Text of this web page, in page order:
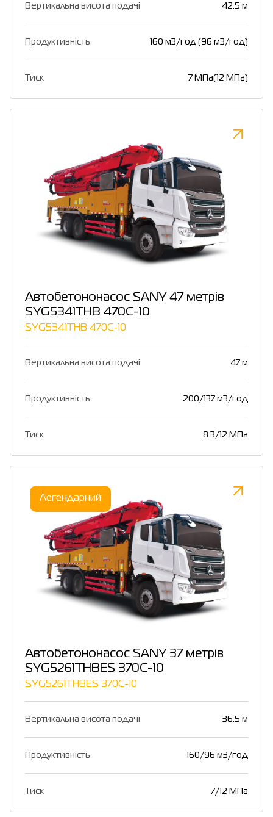
Вертикальна висота подачі 42.5 м
Продуктивність 160 м3/год (96 м3/год)
Тиск 7 МПа(12 МПа)
Автобетононасос SANY 47 метрів
SYG5341THB 470C-10
SYG5341THB 470C-10
Вертикальна висота подачі 47 м
Продуктивність 200/137 м3/год
Тиск 8.3/12 МПа
Легендарний
Автобетононасос SANY 37 метрів
SYG5261THBES 370C-10
SYG5261THBES 370C-10
Вертикальна висота подачі 36.5 м
Продуктивність 160/96 м3/год
Тиск 7/12 МПа